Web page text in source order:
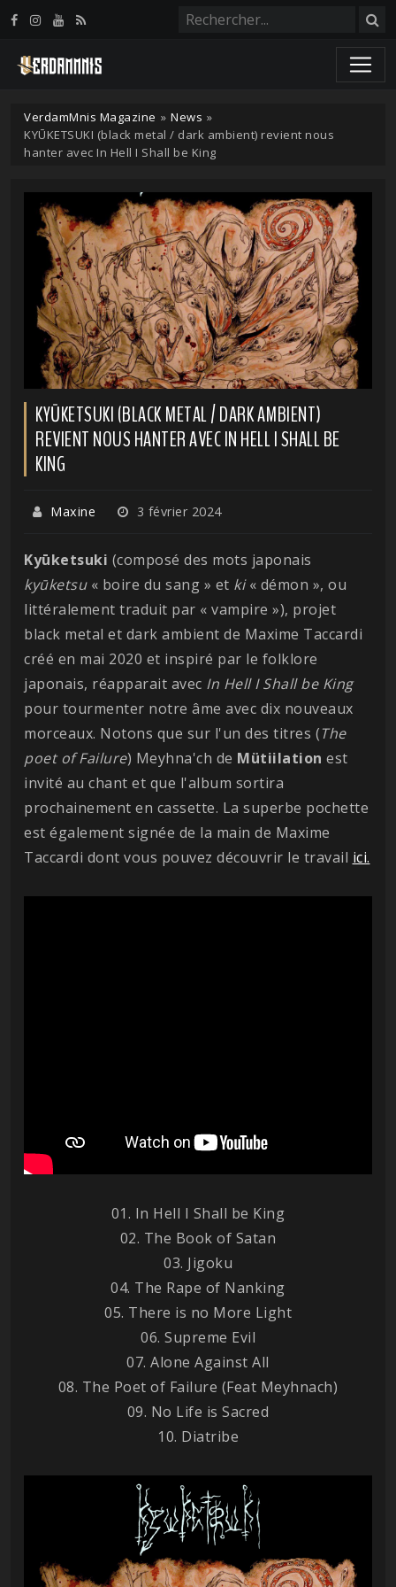
VerdamMnis Magazine » News »
KYŪKETSUKI (black metal / dark ambient) revient nous
hanter avec In Hell I Shall be King
KYŪKETSUKI (BLACK METAL / DARK AMBIENT)
REVIENT NOUS HANTER AVEC IN HELL I SHALL BE
KING
Maxine 3 février 2024
Kyūketsuki (composé des mots japonais
kyūketsu« boire du sang » et ki« démon », ou
littéralement traduit par « vampire »), projet
black metal et dark ambient de Maxime Taccardi
créé en mai 2020 et inspiré par le folklore
japonais, réapparait avec In Hell I Shall be King
pour tourmenter notre âme avec dix nouveaux
morceaux. Notons que sur l'un des titres (The
poet of Failure) Meyhna'ch de Mütiilation est
invité au chant et que l'album sortira
prochainement en cassette. La superbe pochette
est également signée de la main de Maxime
Taccardi dont vous pouvez découvrir le travail ici.
01. In Hell I Shall be King
02. The Book of Satan
03. Jigoku
04. The Rape of Nanking
05. There is no More Light
06. Supreme Evil
07. Alone Against All
08. The Poet of Failure (Feat Meyhnach)
09. No Life is Sacred
10. Diatribe
Panneau de gestion des cookies